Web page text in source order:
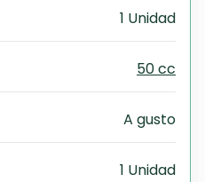
1 Unidad
50 cc
A gusto
1 Unidad